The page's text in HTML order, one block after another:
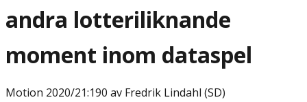
andra lotteriliknande
moment inom dataspel
Motion 2020/21:190 av Fredrik Lindahl (SD)